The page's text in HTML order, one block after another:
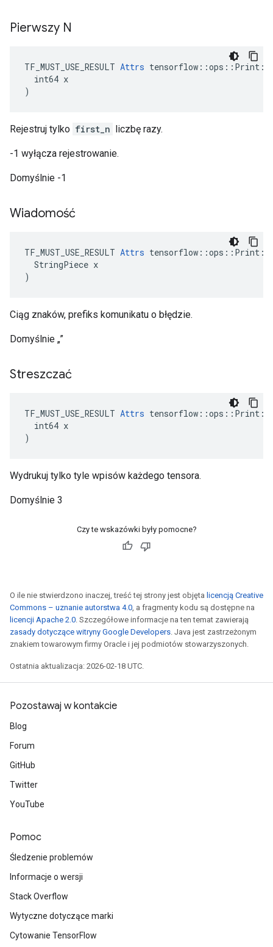
Pierwszy N
TF_MUST_USE_RESULT Attrs
  int64 x
)
Rejestruj tylko first_n liczbę razy.
-1 wyłącza rejestrowanie.
Domyślnie -1
Wiadomość
TF_MUST_USE_RESULT Attrs
  StringPiece x
)
Ciąg znaków, prefiks komunikatu o błędzie.
Domyślnie „”
Streszczać
TF_MUST_USE_RESULT Attrs
  int64 x
)
Wydrukuj tylko tyle wpisów każdego tensora.
Domyślnie 3
Czy te wskazówki były pomocne?
O ile nie stwierdzono inaczej, treść tej strony jest objęta licencją Creative
Commons – uznanie autorstwa 4.0, a fragmenty kodu są dostępne na
licencji Apache 2.0. Szczegółowe informacje na ten temat zawierają
zasady dotyczące witryny Google Developers. Java jest zastrzeżonym
znakiem towarowym firmy Oracle i jej podmiotów stowarzyszonych.
Ostatnia aktualizacja: 2026-02-18 UTC.
Pozostawaj w kontakcie
Blog
Forum
GitHub
Twitter
YouTube
Pomoc
Śledzenie problemów
Informacje o wersji
Stack Overflow
Wytyczne dotyczące marki
Cytowanie TensorFlow